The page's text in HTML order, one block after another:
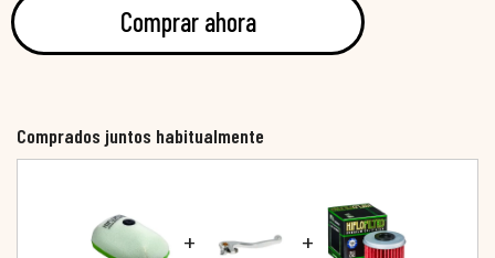
Comprar ahora
Comprados juntos habitualmente
+ +